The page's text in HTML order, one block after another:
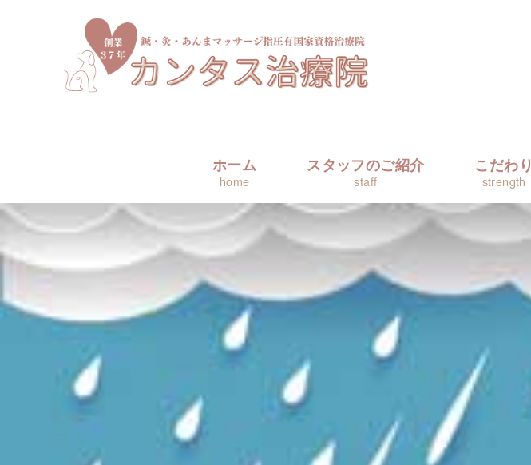
ホーム
home
スタッフのご紹介
staff
こだわり
strength